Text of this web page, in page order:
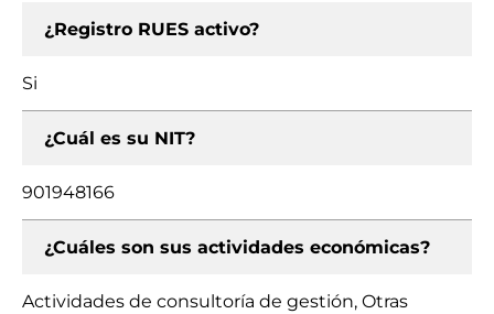
¿Registro RUES activo?
Si
¿Cuál es su NIT?
901948166
¿Cuáles son sus actividades económicas?
Actividades de consultoría de gestión, Otras